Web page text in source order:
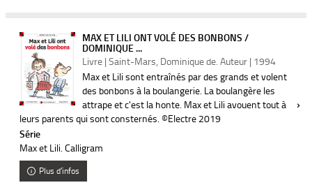
MAX ET LILI ONT VOLÉ DES BONBONS /
DOMINIQUE ...
Livre | Saint-Mars, Dominique de. Auteur | 1994
Max et Lili sont entraînés par des grands et volent
des bonbons à la boulangerie. La boulangère les
attrape et c'est la honte. Max et Lili avouent tout à
leurs parents qui sont consternés. ©Electre 2019
Série
Max et Lili. Calligram
Plus d'infos